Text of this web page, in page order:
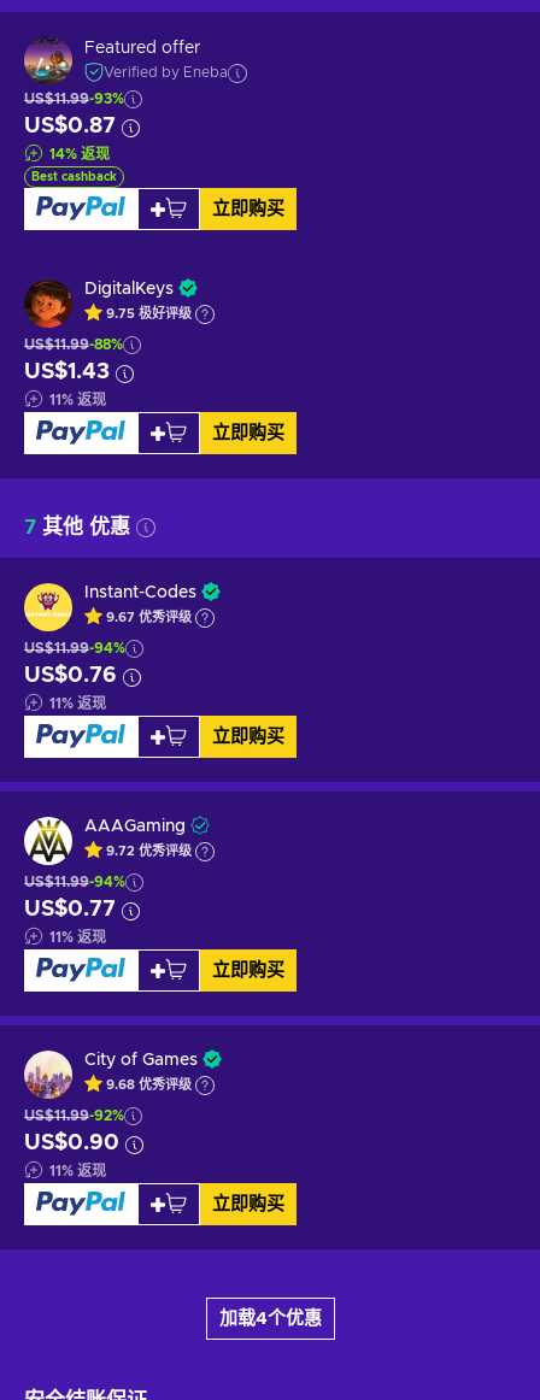
Featured offer
Verified by Eneba
US$11.99-93%
US$0.87
14% 返现
Best cashback
立即购买
DigitalKeys
9.75 极好评级
US$11.99-88%
US$1.43
11% 返现
立即购买
7 其他 优惠
Instant-Codes
9.67 优秀评级
US$11.99-94%
US$0.76
11% 返现
立即购买
AAAGaming
9.72 优秀评级
US$11.99-94%
US$0.77
11% 返现
立即购买
City of Games
9.68 优秀评级
US$11.99-92%
US$0.90
11% 返现
立即购买
加载4个优惠